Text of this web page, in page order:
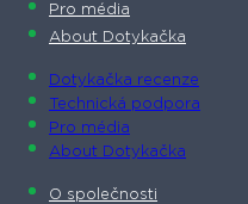
Pro média
About Dotykačka
Dotykačka recenze
Technická podpora
Pro média
About Dotykačka
O společnosti